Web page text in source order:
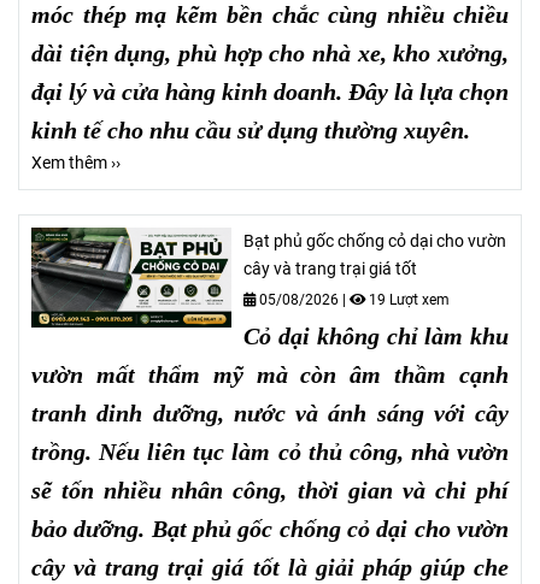
móc thép mạ kẽm bền chắc cùng nhiều chiều
dài tiện dụng, phù hợp cho nhà xe, kho xưởng,
đại lý và cửa hàng kinh doanh. Đây là lựa chọn
kinh tế cho nhu cầu sử dụng thường xuyên.
Xem thêm ››
Bạt phủ gốc chống cỏ dại cho vườn
cây và trang trại giá tốt
05/08/2026 | 19 Lượt xem
Cỏ dại không chỉ làm khu
vườn mất thẩm mỹ mà còn âm thầm cạnh
tranh dinh dưỡng, nước và ánh sáng với cây
trồng. Nếu liên tục làm cỏ thủ công, nhà vườn
sẽ tốn nhiều nhân công, thời gian và chi phí
bảo dưỡng. Bạt phủ gốc chống cỏ dại cho vườn
cây và trang trại giá tốt là giải pháp giúp che